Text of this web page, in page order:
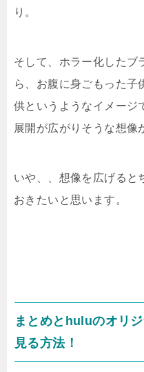
り。
そして、ホラー化したブ
ら、お腹に身ごもった子
供というようなイメージ
展開が広がりそうな想像
いや、、想像を広げると
おきたいと思います。
まとめとhuluのオリ
見る方法！